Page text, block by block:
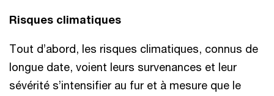
Risques climatiques
Tout d’abord, les risques climatiques, connus de
longue date, voient leurs survenances et leur
sévérité s’intensifier au fur et à mesure que le